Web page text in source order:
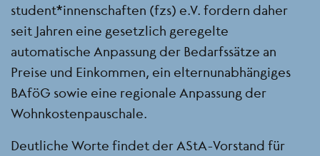
student*innenschaften (fzs) e.V. fordern daher
seit Jahren eine gesetzlich geregelte
automatische Anpassung der Bedarfssätze an
Preise und Einkommen, ein elternunabhängiges
BAföG sowie eine regionale Anpassung der
Wohnkostenpauschale.
Deutliche Worte findet der AStA-Vorstand für